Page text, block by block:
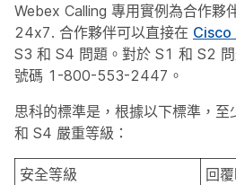
Webex Calling 專用實例為合作夥
24x7. 合作夥伴可以直接在 Cisco
S3 和 S4 問題。對於 S1 和 S2
號碼 1-800-553-2447。
思科的標準是，根據以下標準，
和 S4 嚴重等級：
安全等級 回覆